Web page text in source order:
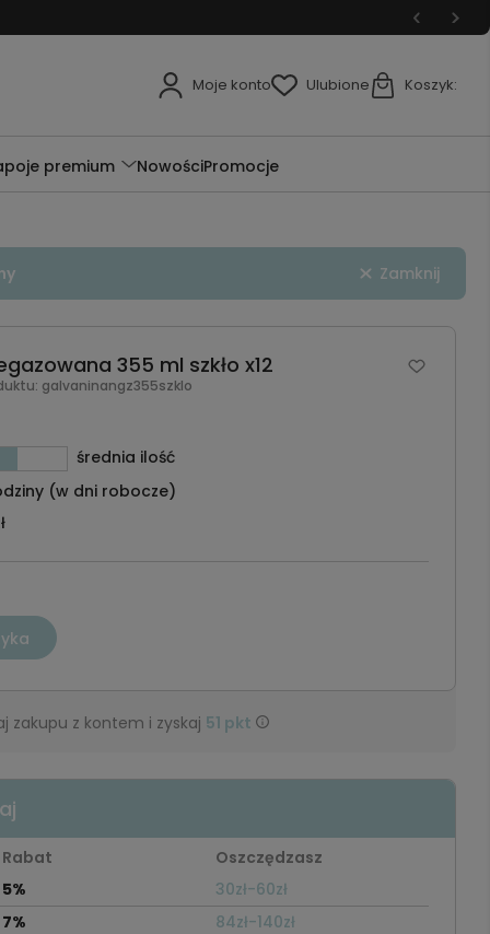
Moje konto Ulubione Koszyk:
premium NowościPromocje
Zamknij
355 ml szkło x12
galvaninangz355szklo
średnia ilość
(w dni robocze)
zakupu z kontem i zyskaj 51 pkt
Rabat
Oszczędzasz
5%
30zł-60zł
7%
84zł-140zł